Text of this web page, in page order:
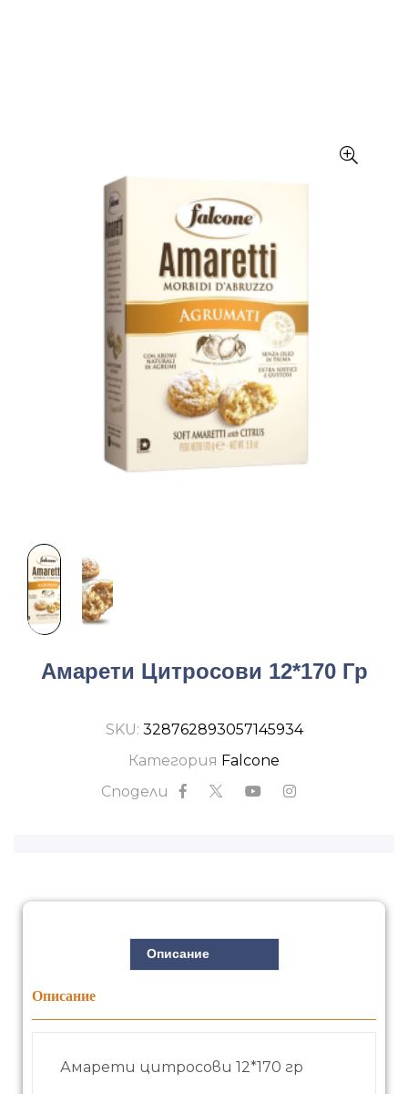
Амарети Цитросови 12*170 Гр
SKU: 328762893057145934
Категория Falcone
Сподели
Описание
Описание
Амарети цитросови 12*170 гр